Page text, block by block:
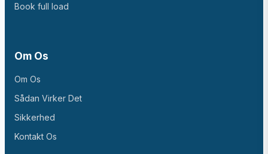
Book full load
Om Os
Om Os
Sådan Virker Det
Sikkerhed
Kontakt Os